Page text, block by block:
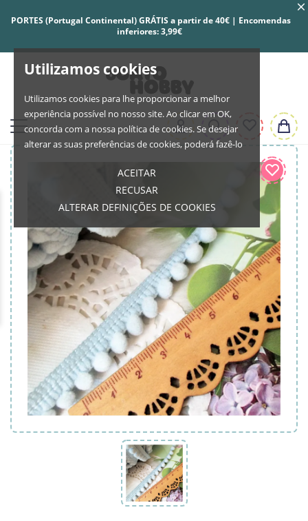
Utilizamos cookies
Utilizamos cookies para lhe proporcionar a melhor
experiência possível no nosso site. Ao clicar em OK,
concorda com a nossa política de cookies. Se desejar
alterar as suas preferências de cookies, poderá fazê-lo
ACEITAR
RECUSAR
ALTERAR DEFINIÇÕES DE COOKIES
PORTES (Portugal Continental) GRÁTIS a partir de 40€ | Encomendas
inferiores: 3,99€